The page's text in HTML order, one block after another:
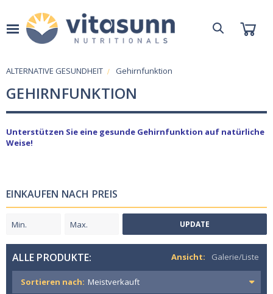
ALTERNATIVE GESUNDHEIT Gehirnfunktion
GEHIRNFUNKTION
Unterstützen Sie eine gesunde Gehirnfunktion auf natürliche
Weise!
EINKAUFEN NACH PREIS
UPDATE
ALLE PRODUKTE: Ansicht: Galerie/Liste
Sortieren nach: